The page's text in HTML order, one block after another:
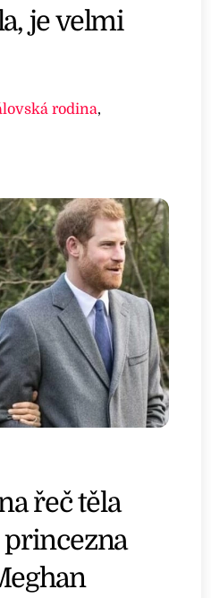
je velmi
rodina,
řeč těla
princezna